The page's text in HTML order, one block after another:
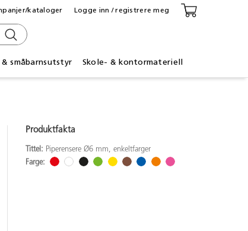
småbarnsutstyr Skole- & kontormateriell
kataloger Logge inn / registrere meg
Produktfakta
Tittel: Piperensere Ø6 mm, enkeltfarger
Farge: